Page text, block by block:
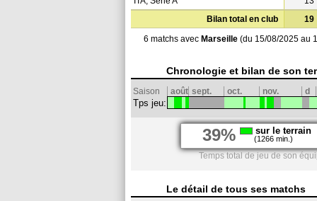
Bilan total en club
19
6 matchs avec Marseille (du 15/08/2025 au
Chronologie et bilan de son
Saison août sept. oct. nov. d
Tps jeu:
39% sur le terrain
(1266 min.)
Temps total de jeu de son
Le détail de tous ses matchs